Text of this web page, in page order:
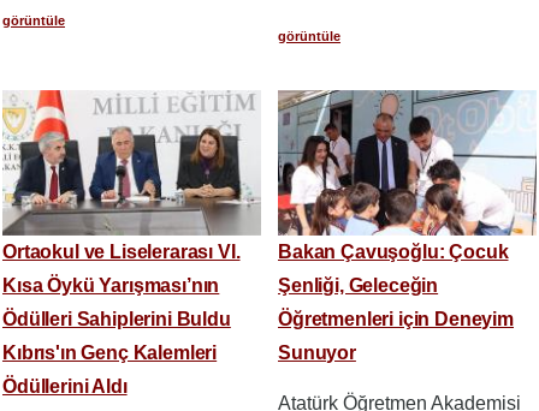
görüntüle
görüntüle
Ortaokul ve Liselerarası VI.
Kısa Öykü Yarışması’nın
Ödülleri Sahiplerini Buldu
Kıbrıs'ın Genç Kalemleri
Ödüllerini Aldı
Bakan Çavuşoğlu: Çocuk
Şenliği, Geleceğin
Öğretmenleri için Deneyim
Sunuyor
Atatürk Öğretmen Akademisi